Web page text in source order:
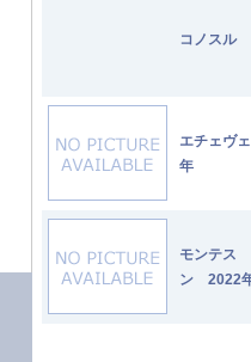
コノスル
エチェヴ
年
モンテス
ン 2022